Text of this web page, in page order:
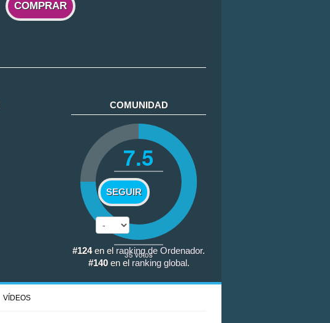
COMPRAR
COMUNIDAD
7.5
SEGUIR
35votos
#124en el ranking de Ordenador.
#140en el ranking global .
VÍDEOS